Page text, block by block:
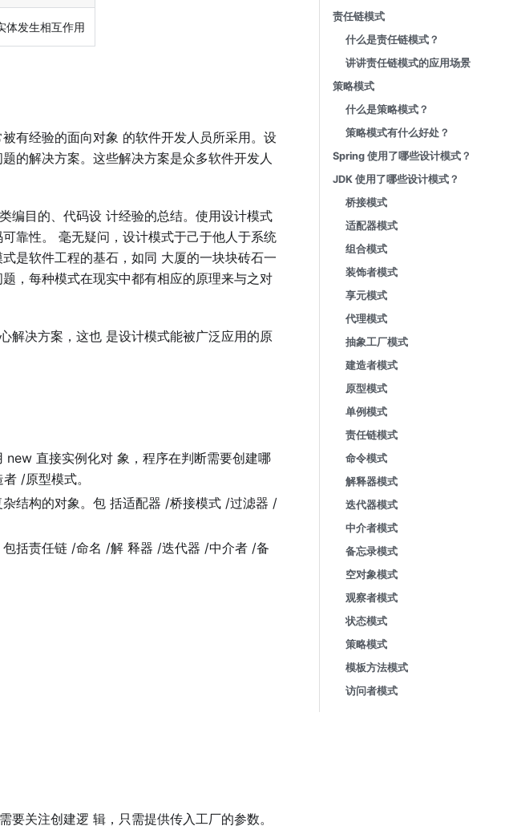
体发生相互作用
有经验的⾯向对象 的软件开发⼈员所采⽤。设
的解决⽅案。这些解决⽅案是众多软件开发⼈
编⽬的、代码设 计经验的总结。使⽤设计模式
靠性。 毫⽆疑问，设计模式于⼰于他⼈于系统
是软件⼯程的基⽯，如同 ⼤厦的⼀块块砖⽯⼀
，每种模式在现实中都有相应的原理来与之对
解决⽅案，这也 是设计模式能被⼴泛应⽤的原
直接实例化对 象，程序在判断需要创建哪
/原型模式。
结构的对象。包 括适配器 /桥接模式 /过滤器 /
括责任链 /命名 /解 释器 /迭代器 /中介者 /备
关注创建逻 辑，只需提供传⼊⼯⼚的参数。
责任链模式
什么是责任链模式？
讲讲责任链模式的应⽤场景
策略模式
什么是策略模式？
策略模式有什么好处？
Spring 使⽤了哪些设计模式？
JDK 使⽤了哪些设计模式？
桥接模式
适配器模式
组合模式
装饰者模式
享元模式
代理模式
抽象⼯⼚模式
建造者模式
原型模式
单例模式
责任链模式
命令模式
解释器模式
迭代器模式
中介者模式
备忘录模式
空对象模式
观察者模式
状态模式
策略模式
模板⽅法模式
访问者模式